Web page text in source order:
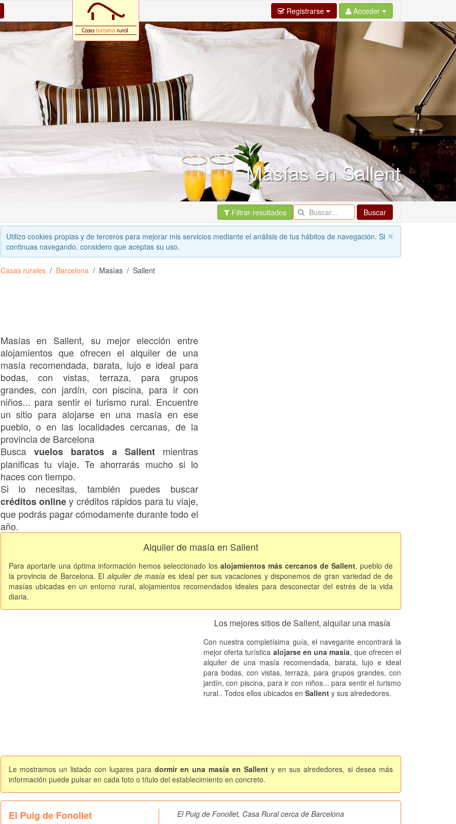
Registrarse Acceder
Masías en Sallent
Filtrar resultados Buscar
Utilizo cookies propias y de terceros para mejorar mis servicios mediante el análisis de tus hábitos de navegación. Si
continuas navegando, considero que aceptas su uso.
Casas rurales Barcelona Masías Sallent
Masías en Sallent, su mejor elección entre
alojamientos que ofrecen el alquiler de una
masía recomendada, barata, lujo e ideal para
bodas, con vistas, terraza, para grupos
grandes, con jardín, con piscina, para ir con
niños... para sentir el turismo rural. Encuentre
un sitio para alojarse en una masía en ese
pueblo, o en las localidades cercanas, de la
provincia de Barcelona
Busca vuelos baratos a Sallentmientras
planificas tu viaje. Te ahorrarás mucho si lo
haces con tiempo.
Si lo necesitas, también puedes buscar
créditos onliney créditos rápidos para tu viaje,
que podrás pagar cómodamente durante todo el
año.
Alquiler de masía en Sallent
Para aportarle una óptima información hemos seleccionado los alojamientos más cercanos de Sallent, pueblo de
la provincia de Barcelona. Elalquiler de masía es ideal per sus vacaciones y disponemos de gran variedad de de
masías ubicadas en un entorno rural, alojamientos recomendados ideales para desconectar del estrés de la vida
diaria.
Los mejores sitios de Sallent, alquilar una masía
Con nuestra completísima guía, el navegante encontrará la
mejor oferta turística alojarse en una masía, que ofrecen el
alquiler de una masía recomendada, barata, lujo e ideal
para bodas, con vistas, terraza, para grupos grandes, con
jardín, con piscina, para ir con niños... para sentir el turismo
rural.. Todos ellos ubicados en Sallenty sus alrededores.
Le mostramos un listado con lugares paradormir en una masía en Sallent y en sus alrededores, si desea más
información puede pulsar en cada foto o título del establecimiento en concreto.
El Puig de Fonollet
El Puig de Fonollet, Casa Rural cerca de Barcelona